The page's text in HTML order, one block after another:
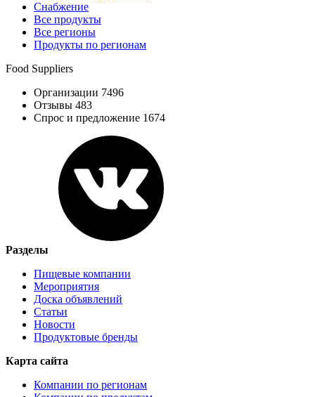
Снабжение
Все продукты
Все регионы
Продукты по регионам
Food Suppliers
Организации 7496
Отзывы 483
Спрос и предложение 1674
Разделы
Пищевые компании
Мероприятия
Доска объявлений
Статьи
Новости
Продуктовые бренды
Карта сайта
Компании по регионам